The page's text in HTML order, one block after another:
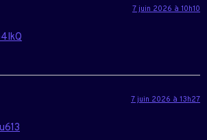
7 juin 2026 à 10h10
7 juin 2026 à 13h27